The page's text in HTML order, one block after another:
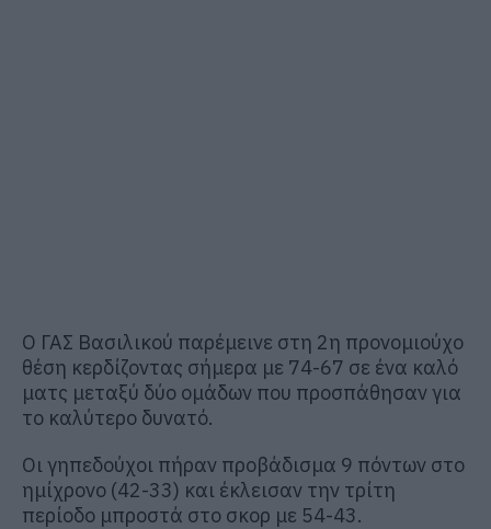
Ο ΓΑΣ Βασιλικού παρέμεινε στη 2η προνομιούχο
θέση κερδίζοντας σήμερα με 74-67 σε ένα καλό
ματς μεταξύ δύο ομάδων που προσπάθησαν για
το καλύτερο δυνατό.
Οι γηπεδούχοι πήραν προβάδισμα 9 πόντων στο
ημίχρονο (42-33) και έκλεισαν την τρίτη
περίοδο μπροστά στο σκορ με 54-43.